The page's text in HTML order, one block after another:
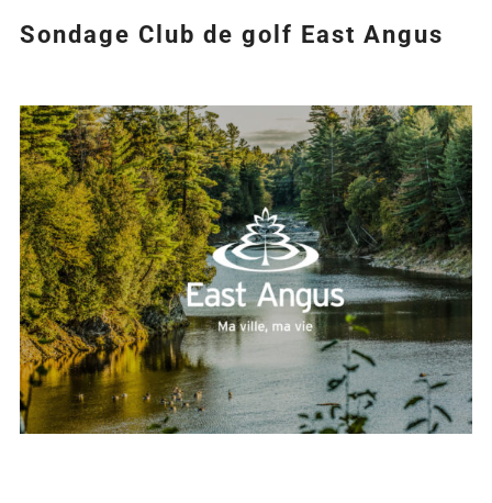
Sondage Club de golf East Angus
Agrandir
l&apos;image